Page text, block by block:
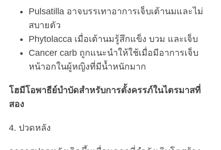
Pulsatilla อาจบรรเทาอาการเจ็บเต้านมและไม่
สบายตัว
Phytolacca เมื่อเต้านมรู้สึกแข็ง บวม และเจ็บ
Cancer carb ถูกแนะนำให้ใช้เมื่อมีอาการเจ็บ
หน้าอกในผู้หญิงที่มีน้ำหนักมาก
โฮมีโอพาธีย์บำบัดสำหรับการตั้งครรภ์ในไตรมาสที่
สอง
4. ปวดหลัง